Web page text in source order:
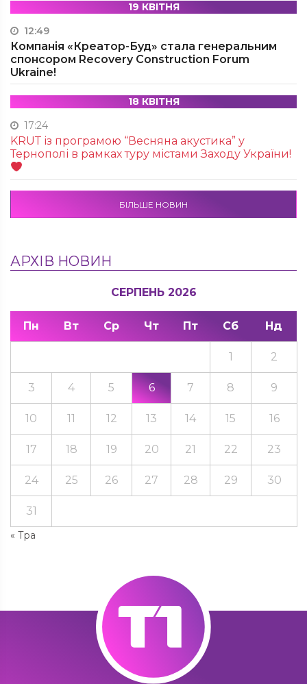
19 КВІТНЯ
12:49
Компанія «Креатор-Буд» стала генеральним
спонсором Recovery Construction Forum
Ukraine!
18 КВІТНЯ
17:24
KRUТ із програмою “Весняна акустика” у
Тернополі в рамках туру містами Заходу України!
БІЛЬШЕ НОВИН
АРХІВ НОВИН
СЕРПЕНЬ 2026
Пн Вт Ср Чт Пт Сб Нд
« Тра
1 2
3 4 5 6 7 8 9
10 11 12 13 14 15 16
17 18 19 20 21 22 23
24 25 26 27 28 29 30
31